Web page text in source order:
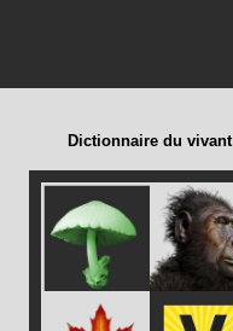
Dictionnaire du vivant